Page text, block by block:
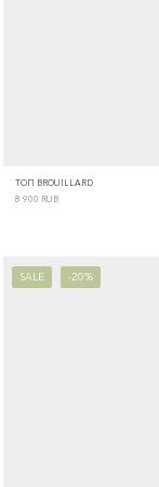
ТОП BROUILLARD
8 900 RUB
SALE -20%